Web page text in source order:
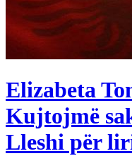
Elizabeta
Kujtojmë
Lleshi për